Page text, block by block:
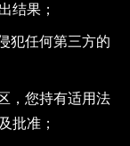
结果；
犯任何第三方的
，您持有适用法
批准；